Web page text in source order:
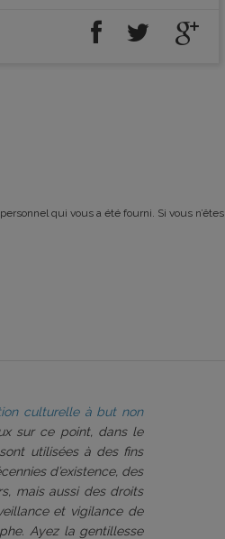
qui vous a été fourni. Si vous n’êtes
culturelle à but non
sur ce point, dans le
utilisées à des fins
d’existence, des
mais aussi des droits
et vigilance de
Ayez la gentillesse